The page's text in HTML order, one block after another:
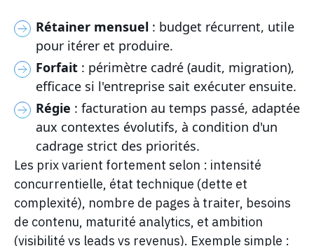
Rétainer mensuel : budget récurrent, utile
pour itérer et produire.
Forfait : périmètre cadré (audit, migration),
efficace si l'entreprise sait exécuter ensuite.
Régie : facturation au temps passé, adaptée
aux contextes évolutifs, à condition d'un
cadrage strict des priorités.
Les prix varient fortement selon : intensité
concurrentielle, état technique (dette et
complexité), nombre de pages à traiter, besoins
de contenu, maturité analytics, et ambition
(visibilité vs leads vs revenus). Exemple simple :